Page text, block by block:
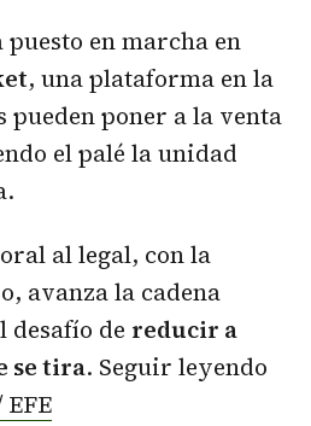
puesto en marcha en
, una plataforma en la
pueden poner a la venta
el palé la unidad
al legal, con la
avanza la cadena
desafío de reducir a
se tira. Seguir leyendo